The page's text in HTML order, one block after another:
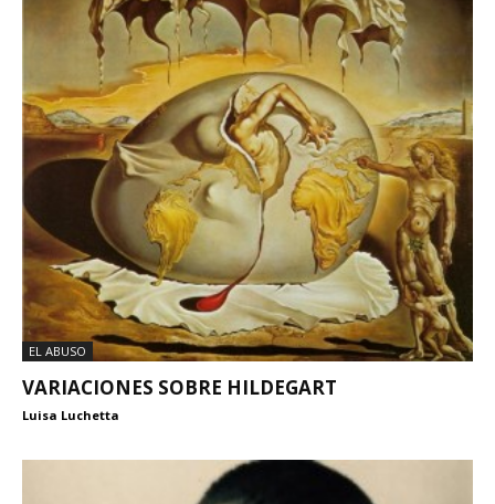
EL ABUSO
VARIACIONES SOBRE HILDEGART
Luisa Luchetta